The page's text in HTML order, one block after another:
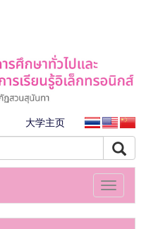
大学主页
Toggle